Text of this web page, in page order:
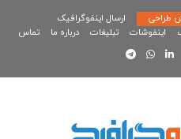
طراحی
ارسال اینفوگرافیک
اینفوشات تبلیغات درباره ما تماس